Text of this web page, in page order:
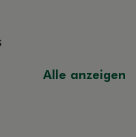
Alle anzeigen